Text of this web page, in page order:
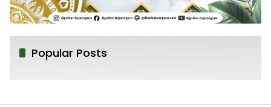
Popular Posts